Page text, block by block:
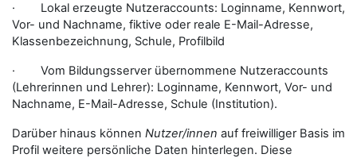
· Lokal erzeugte Nutzeraccounts: Loginname, Kennwort,
Vor- und Nachname, fiktive oder reale E-Mail-Adresse,
Klassenbezeichnung, Schule, Profilbild
· Vom Bildungsserver übernommene Nutzeraccounts
(Lehrerinnen und Lehrer): Loginname, Kennwort, Vor- und
Nachname, E-Mail-Adresse, Schule (Institution).
Darüber hinaus können Nutzer/innen auf freiwilliger Basis im
Profil weitere persönliche Daten hinterlegen. Diese